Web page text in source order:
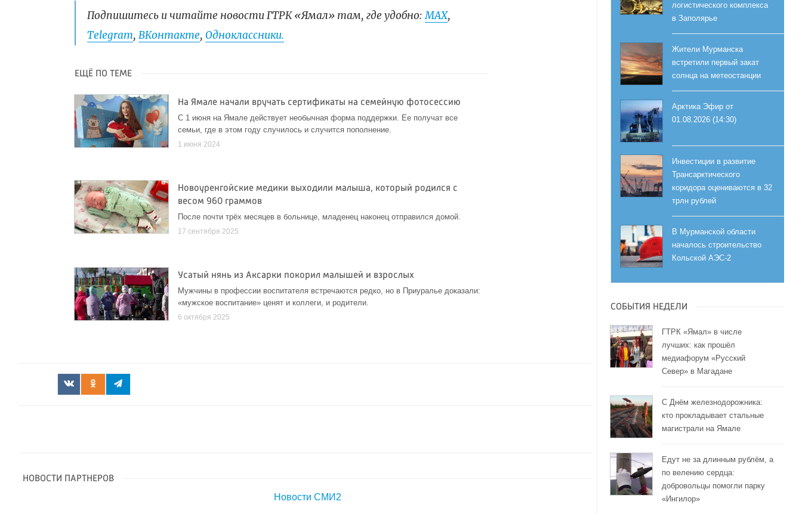
Подпишитесь и читайте новости ГТРК «Ямал» там, где удобно:МАХ,
Telegram,ВКонтакте,Одноклассники.
ЕЩЁ ПО ТЕМЕ
На Ямале начали вручать сертификаты на семейную фотосессию
С 1 июня на Ямале действует необычная форма поддержки. Ее получат все
семьи, где в этом году случилось и случится пополнение.
1 июня 2024
Новоуренгойские медики выходили малыша, который родился с
весом 960 граммов
После почти трёх месяцев в больнице, младенец наконец отправился домой.
17 сентября 2025
Усатый нянь из Аксарки покорил малышей и взрослых
Мужчины в профессии воспитателя встречаются редко, но в Приуралье доказали:
«мужское воспитание» ценят и коллеги, и родители.
6 октября 2025
НОВОСТИ ПАРТНЕРОВ
Новости СМИ2
логистического комплекса
в Заполярье
Жители Мурманска
встретили первый закат
солнца на метеостанции
Арктика Эфир от
01.08.2026 (14:30)
Инвестиции в развитие
Трансарктического
коридора оцениваются в 32
трлн рублей
В Мурманской области
началось строительство
Кольской АЭС-2
СОБЫТИЯ НЕДЕЛИ
ГТРК «Ямал» в числе
лучших: как прошёл
медиафорум «Русский
Север» в Магадане
С Днём железнодорожника:
кто прокладывает стальные
магистрали на Ямале
Едут не за длинным рублём, а
по велению сердца:
добровольцы помогли парку
«Ингилор»